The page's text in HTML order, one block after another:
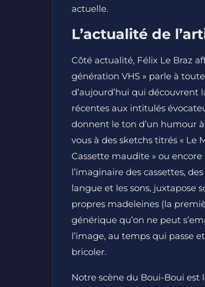
actuelle.
L’actualité de
Côté actualité, Félix Le Braz
génération VHS » parle à
d’aujourd’hui qui
récentes aux intitulés
donnent le ton d’un humour
vous à des sketchs titrés « Le
Cassette maudite » ou
l’imaginaire des cassettes,
langue et les sons, juxtapose
propres madeleines (la
générique qu’on ne peut
l’image, au temps qui passe
bricoler.
Notre scène du Boui-Boui